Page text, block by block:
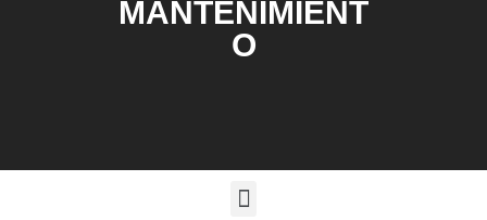
MANTENIMIENT
O